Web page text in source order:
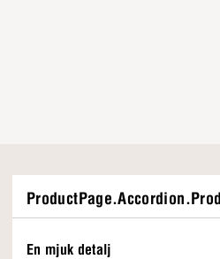
En mjuk detalj